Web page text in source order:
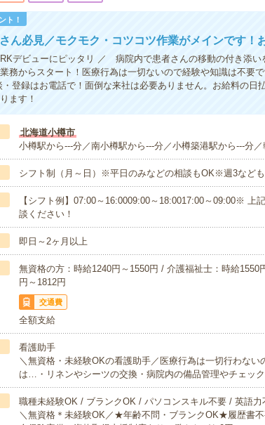
ト！
ん必見／モクモク・コツコツ作業がメインです！
デビューにピッタリ ／ 病院内で患者さんの移動の付き添い
務からスタート！医療行為は一切ないので経験や知識は不要
登録はお電話で！面倒な来社は必要ありません。お給料の日
ます！
北海道小樽市
小樽駅から---分／南小樽駅から---分／小樽築港駅から---分
シフト制（月～日）※平日のみなどの相談もOK※週3など
【シフト例】07:00～16:0009:00～18:0017:00～09:00※ 上
談ください！
即日～2ヶ月以上
無資格の方：時給1240円～1550円 / 介護福祉士：時給1550
円～1812円
交通費
全額支給
看護助手
＼無資格・未経験OKの看護助手／医療行為は一切行わな
は…・リネンやシーツの交換・病院内の備品管理やチェッ
職種未経験OK / ブランクOK / パソコンスキル不要 / 英語力
＼無資格＊未経験OK／★年齢不問・ブランクOK★履歴書